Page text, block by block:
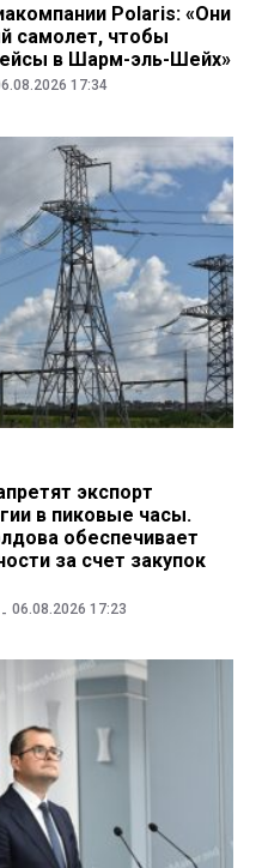
Polaris: «Они
самолет, чтобы
в Шарм-эль-Шейх»
17:34
экспорт
в пиковые часы.
обеспечивает
за счет закупок
06.08.2026 17:23